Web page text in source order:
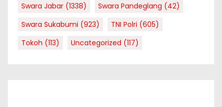
Swara Jabar (1338) Swara Pandeglang (42)
Swara Sukabumi (923) TNI Polri (605)
Tokoh (113) Uncategorized (117)